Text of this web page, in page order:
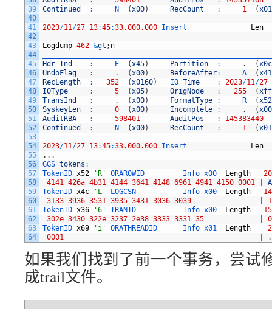
39
40
41
42
43
44
45
46
47
48
49
50
51
52
53
54
55
56
57
58
59
60
61
62
63
64
Continued
: N (x00) RecCount : 1 (x01
2023/11/27 13:45:33.000.000 Insert Len
Logdump 462 &gt ; n
Hdr-Ind : E (x45) Partition : . (x0c
UndoFlag
: . (x00) BeforeAfter: A (x41
RecLength
: 352 (x0160) IO Time : 2023/11/27
IOType
: 5 (x05) OrigNode : 255 (xff
TransInd
: . (x00) FormatType : R (x52
SyskeyLen
: 0 (x00) Incomplete : . (x00
AuditRBA
: 598401 AuditPos :
145383440
Continued
: N (x00) RecCount : 1 (x01
2023/11/27 13:45:33.000.000 Insert
Len
. . .
GGS tokens :
TokenID x52 'R' ORAROWID Info x00 Length
20
4141 426a 4b31 4144 3641 4148 6961 4941 4150 0001
TokenID x4c 'L' LOGCSN Info x00 Length
14
3133 3936 3531 3935 3431 3036 3039
TokenID x36 '6' TRANID Info x00 Length
15
302e 3430 322e 3237 2e38 3333 3331 35
TokenID x69 'i' ORATHREADID Info x01 Length
2
0001
.
如果我们找到了前一个事务，尝试
成trail文件。